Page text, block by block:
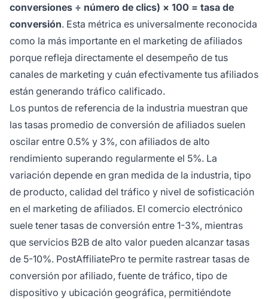
conversiones ÷ número de clics) × 100 = tasa de
conversión. Esta métrica es universalmente reconocida
como la más importante en el marketing de afiliados
porque refleja directamente el desempeño de tus
canales de marketing y cuán efectivamente tus afiliados
están generando tráfico calificado.
Los puntos de referencia de la industria muestran que
las tasas promedio de conversión de afiliados suelen
oscilar entre 0.5% y 3%, con afiliados de alto
rendimiento superando regularmente el 5%. La
variación depende en gran medida de la industria, tipo
de producto, calidad del tráfico y nivel de sofisticación
en el marketing de afiliados. El comercio electrónico
suele tener tasas de conversión entre 1-3%, mientras
que servicios B2B de alto valor pueden alcanzar tasas
de 5-10%. PostAffiliatePro te permite rastrear tasas de
conversión por afiliado, fuente de tráfico, tipo de
dispositivo y ubicación geográfica, permitiéndote